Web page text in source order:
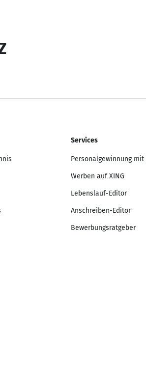
Services
Personalgewinnung mit
Werben auf XING
Lebenslauf-Editor
Anschreiben-Editor
Bewerbungsratgeber